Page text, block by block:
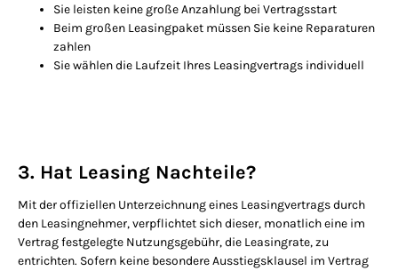
Sie leisten keine große Anzahlung bei Vertragsstart
Beim großen Leasingpaket müssen Sie keine Reparaturen
zahlen
Sie wählen die Laufzeit Ihres Leasingvertrags individuell
3. Hat Leasing Nachteile?
Mit der offiziellen Unterzeichnung eines Leasingvertrags durch
den Leasingnehmer, verpflichtet sich dieser, monatlich eine im
Vertrag festgelegte Nutzungsgebühr, die Leasingrate, zu
entrichten. Sofern keine besondere Ausstiegsklausel im Vertrag